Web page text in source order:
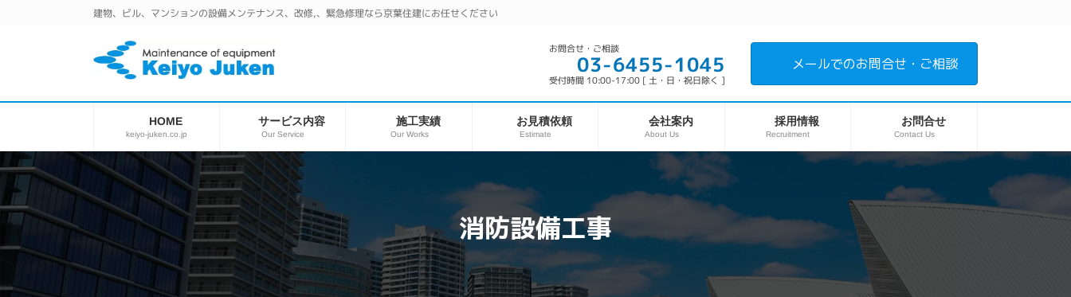
へ
ッ
プ
ョ
移
動
建物、ビル、マンションの設備メンテナンス、改修,、緊急修理なら京葉住建にお任せください
お問合せ・ご相談
03-6455-1045
受付時間 10:00-17:00 [ 土・日・祝日除く ]
メールでのお問合せ・ご相談
HOME
keiyo-juken.co.jp
サービス内容
Our Service
施工実績
Our Works
お見積依頼
Estimate
会社案内
About Us
採用情報
Recruitment
お問合せ
Contact Us
消防設備工事